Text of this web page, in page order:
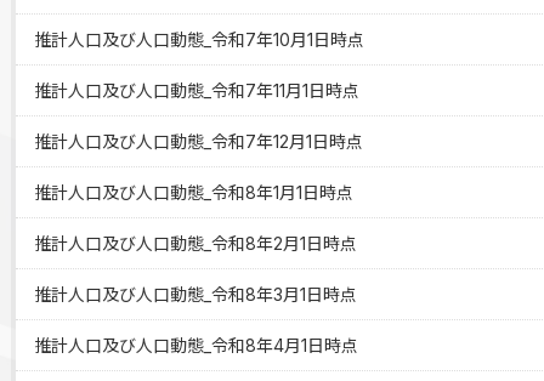
推計人口及び人口動態_令和7年10月1日時点
推計人口及び人口動態_令和7年11月1日時点
推計人口及び人口動態_令和7年12月1日時点
推計人口及び人口動態_令和8年1月1日時点
推計人口及び人口動態_令和8年2月1日時点
推計人口及び人口動態_令和8年3月1日時点
推計人口及び人口動態_令和8年4月1日時点